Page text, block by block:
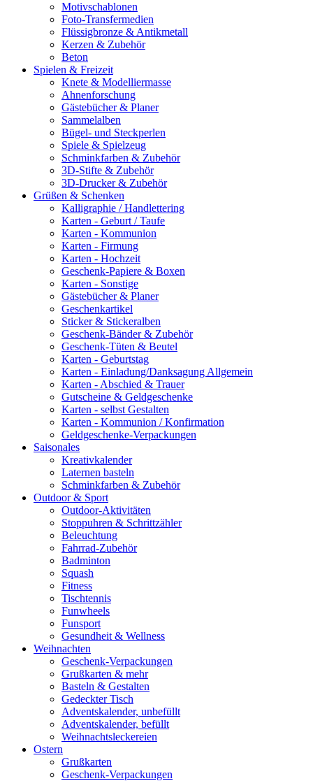
Motivschablonen
Foto-Transfermedien
Flüssigbronze & Antikmetall
Kerzen & Zubehör
Beton
Spielen & Freizeit
Knete & Modelliermasse
Ahnenforschung
Gästebücher & Planer
Sammelalben
Bügel- und Steckperlen
Spiele & Spielzeug
Schminkfarben & Zubehör
3D-Stifte & Zubehör
3D-Drucker & Zubehör
Grüßen & Schenken
Kalligraphie / Handlettering
Karten - Geburt / Taufe
Karten - Kommunion
Karten - Firmung
Karten - Hochzeit
Geschenk-Papiere & Boxen
Karten - Sonstige
Gästebücher & Planer
Geschenkartikel
Sticker & Stickeralben
Geschenk-Bänder & Zubehör
Geschenk-Tüten & Beutel
Karten - Geburtstag
Karten - Einladung/Danksagung Allgemein
Karten - Abschied & Trauer
Gutscheine & Geldgeschenke
Karten - selbst Gestalten
Karten - Kommunion / Konfirmation
Geldgeschenke-Verpackungen
Saisonales
Kreativkalender
Laternen basteln
Schminkfarben & Zubehör
Outdoor & Sport
Outdoor-Aktivitäten
Stoppuhren & Schrittzähler
Beleuchtung
Fahrrad-Zubehör
Badminton
Squash
Fitness
Tischtennis
Funwheels
Funsport
Gesundheit & Wellness
Weihnachten
Geschenk-Verpackungen
Grußkarten & mehr
Basteln & Gestalten
Gedeckter Tisch
Adventskalender, unbefüllt
Adventskalender, befüllt
Weihnachtsleckereien
Ostern
Grußkarten
Geschenk-Verpackungen